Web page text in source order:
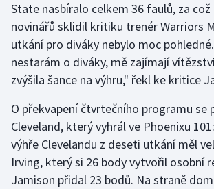
Házená
Jezdectví
Judo
Krasobruslení
Lezení
Lyže a snowboard
State nasbíralo celkem 36 faulů, za
novinářů sklidil kritiku trenér Warriors
utkání pro diváky nebylo moc
nestarám o diváky, mě zajímají
zvýšila šance na výhru," řekl ke kritice
O překvapení čtvrtečního programu se
Cleveland, který vyhrál ve Phoenixu
výhře Clevelandu z deseti utkání měl
Irving, který si 26 body vytvořil osobní
Jamison přidal 23 bodů. Na straně